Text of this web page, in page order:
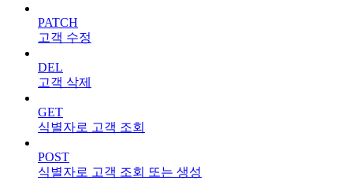
PATCH
고객 수정
DEL
고객 삭제
GET
식별자로 고객 조회
POST
식별자로 고객 조회 또는 생성